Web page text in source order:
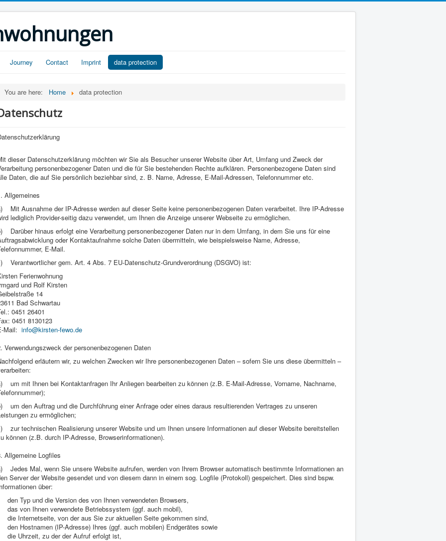
Journey Contact Imprint data protection
You are here: Home data protection
dieser Datenschutzerklärung möchten wir Sie als Besucher unserer Website über Art, Umfang und Zweck der
personenbezogener Daten und die für Sie bestehenden Rechte aufklären. Personenbezogene Daten sind
Daten, die auf Sie persönlich beziehbar sind, z. B. Name, Adresse, E-Mail-Adressen, Telefonnummer etc.
Allgemeines
Mit Ausnahme der IP-Adresse werden auf dieser Seite keine personenbezogenen Daten verarbeitet. Ihre IP-Adresse
lediglich Provider-seitig dazu verwendet, um Ihnen die Anzeige unserer Webseite zu ermöglichen.
Darüber hinaus erfolgt eine Verarbeitung personenbezogener Daten nur in dem Umfang, in dem Sie uns für eine
oder Kontaktaufnahme solche Daten übermitteln, wie beispielsweise Name, Adresse,
E-Mail.
Verantwortlicher gem. Art. 4 Abs. 7 EU-Datenschutz-Grundverordnung (DSGVO) ist:
Ferienwohnung
und Rolf Kirsten
14
Bad Schwartau
0451 26401
0451 8130123
Mail: info@kirsten-fewo.de
Verwendungszweck der personenbezogenen Daten
erläutern wir, zu welchen Zwecken wir Ihre personenbezogenen Daten – sofern Sie uns diese übermitteln –
um mit Ihnen bei Kontaktanfragen Ihr Anliegen bearbeiten zu können (z.B. E-Mail-Adresse, Vorname, Nachname,
um den Auftrag und die Durchführung einer Anfrage oder eines daraus resultierenden Vertrages zu unseren
zu ermöglichen;
zur technischen Realisierung unserer Website und um Ihnen unsere Informationen auf dieser Website bereitstellen
können (z.B. durch IP-Adresse, Browserinformationen).
Allgemeine Logfiles
Jedes Mal, wenn Sie unsere Website aufrufen, werden von Ihrem Browser automatisch bestimmte Informationen an
Server der Website gesendet und von diesem dann in einem sog. Logfile (Protokoll) gespeichert. Dies sind bspw.
über:
den Typ und die Version des von Ihnen verwendeten Browsers,
das von Ihnen verwendete Betriebssystem (ggf. auch mobil),
die Internetseite, von der aus Sie zur aktuellen Seite gekommen sind,
den Hostnamen (IP-Adresse) Ihres (ggf. auch mobilen) Endgerätes sowie
die Uhrzeit, zu der der Aufruf erfolgt ist,